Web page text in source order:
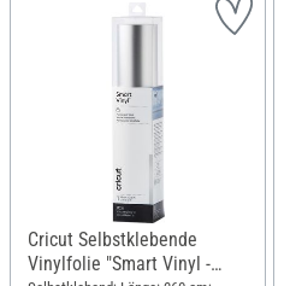
Cricut Selbstklebende
Vinylfolie "Smart Vinyl -